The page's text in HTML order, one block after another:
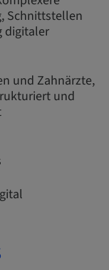
Schnittstellen
digitaler
und Zahnärzte,
und